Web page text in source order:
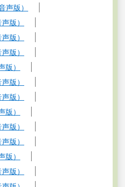
声版）
版）
版）
版）
版）
版）
版）
版）
版）
版）
版）
版）